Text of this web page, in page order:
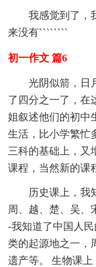
我感觉到了，
来没有````````
初一作文 篇6
光阴似箭，日
了四分之一了，在
姐叙述他们的初中
生活，比小学繁忙
三科的基础上，又
课程，当然新的课
历史课上，我
周、越、楚、吴、
-我知道了中国人
类的起源地之一，
遗产等。 生物课